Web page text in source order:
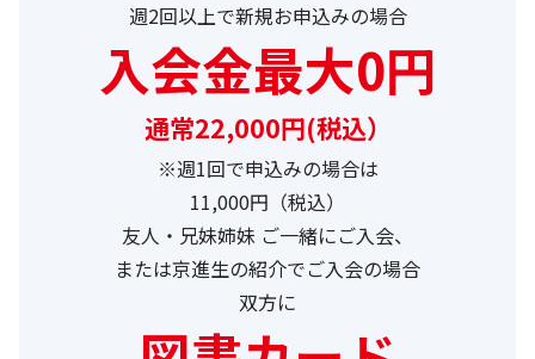
週2回以上で新規お申込みの場合
入会金最大0円
通常22,000円(税込）
※週1回で申込みの場合は
11,000円（税込）
友人・兄妹姉妹 ご一緒にご入会、
または京進生の紹介でご入会の場合
双方に